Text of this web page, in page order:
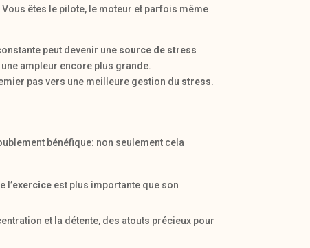
êtes le pilote, le moteur et parfois même
peut devenir une source de stress
ampleur encore plus grande.
pas vers une meilleure gestion du stress.
bénéfique: non seulement cela
l’exercice est plus importante que son
et la détente, des atouts précieux pour